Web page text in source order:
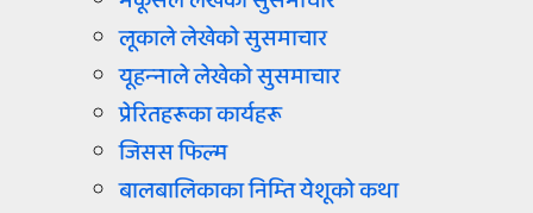
लूकाले लेखेको सुसमाचार
यूहन्‍नाले लेखेको सुसमाचार
प्रेरितहरूका कार्यहरू
जिसस फिल्म
बालबालिकाका निम्‍ति येशूको कथा